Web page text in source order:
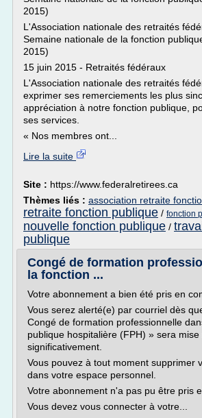
2015)
L'Association nationale des retraités
Semaine nationale de la fonction
2015)
15 juin 2015 - Retraités fédéraux
L'Association nationale des retraités
exprimer ses remerciements les plus
appréciation à notre fonction publique,
ses services.
« Nos membres ont...
Lire la suite
Site : https://www.federalretirees.ca
Thèmes liés : association retraite
retraite fonction publique / fonction
nouvelle fonction publique /
publique
Congé de formation
la fonction ...
Votre abonnement a bien été pris en
Vous serez alerté(e) par courriel dès
Congé de formation professionnelle
publique hospitalière (FPH) » sera mise
significativement.
Vous pouvez à tout moment supprimer
dans votre espace personnel.
Votre abonnement n'a pas pu être pris
Vous devez vous connecter à votre...